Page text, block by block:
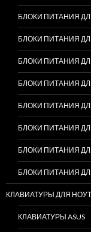
БЛОКИ ПИТАНИЯ
БЛОКИ ПИТАНИЯ
БЛОКИ ПИТАНИЯ ДЛЯ
БЛОКИ ПИТАНИЯ
БЛОКИ ПИТАНИЯ
БЛОКИ ПИТАНИЯ
БЛОКИ ПИТАНИЯ
БЛОКИ ПИТАНИЯ
КЛАВИАТУРЫ ДЛЯ
КЛАВИАТУРЫ ASUS